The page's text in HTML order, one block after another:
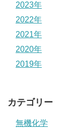
2023年
2022年
2021年
2020年
2019年
カテゴリー
無機化学